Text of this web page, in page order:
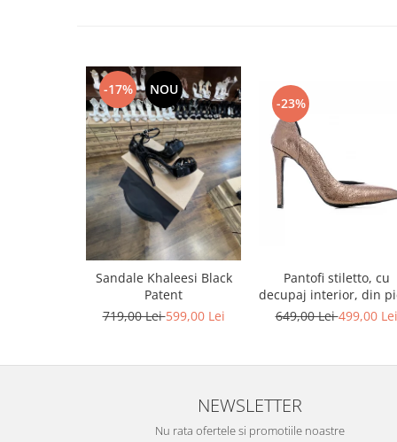
-17% NOU
Sandale Khaleesi Black
Patent
719,00 Lei599,00 Lei
-23%
Pantofi stiletto, cu
decupaj interior, din
bronz
649,00 Lei499,00 Lei
NEWSLETTER
Nu rata ofertele si promotiile noastre